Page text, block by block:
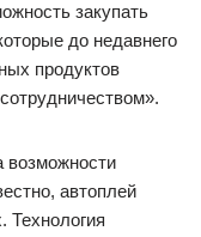
закупать
до недавнего
продуктов
возможности
автоплей
Технология